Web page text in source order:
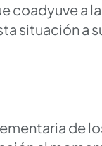
coadyuve a
situación a
de